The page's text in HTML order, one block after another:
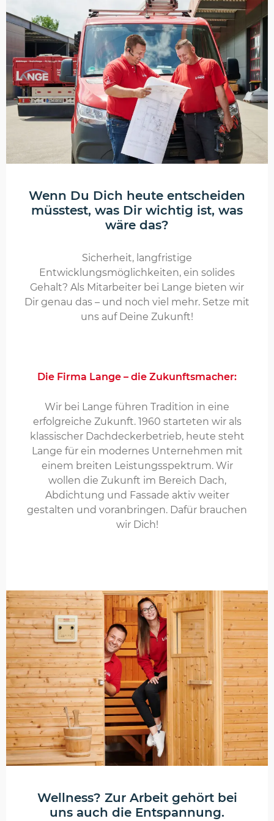
Wenn Du Dich heute entscheiden
müsstest, was Dir wichtig ist, was
wäre das?
Sicherheit, langfristige
Entwicklungsmöglichkeiten, ein solides
Gehalt? Als Mitarbeiter bei Lange bieten wir
Dir genau das – und noch viel mehr. Setze mit
uns auf Deine Zukunft!
Die Firma Lange – die Zukunftsmacher:
Wir bei Lange führen Tradition in eine
erfolgreiche Zukunft. 1960 starteten wir als
klassischer Dachdeckerbetrieb, heute steht
Lange für ein modernes Unternehmen mit
einem breiten Leistungsspektrum. Wir
wollen die Zukunft im Bereich Dach,
Abdichtung und Fassade aktiv weiter
gestalten und voranbringen. Dafür brauchen
wir Dich!
Wellness? Zur Arbeit gehört bei
uns auch die Entspannung.